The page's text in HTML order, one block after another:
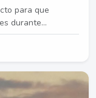
para que
durante...